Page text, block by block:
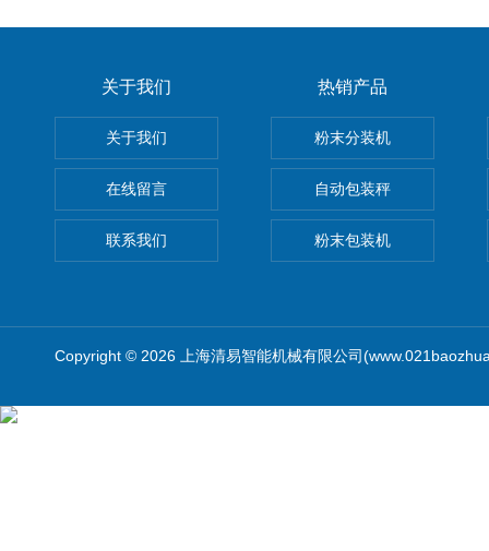
关于我们
关于我们
在线留言
联系我们
热销产品
粉末分装机
自动包装秤
粉末包装机
Copyright © 2026 上海清易智能机械有限公司